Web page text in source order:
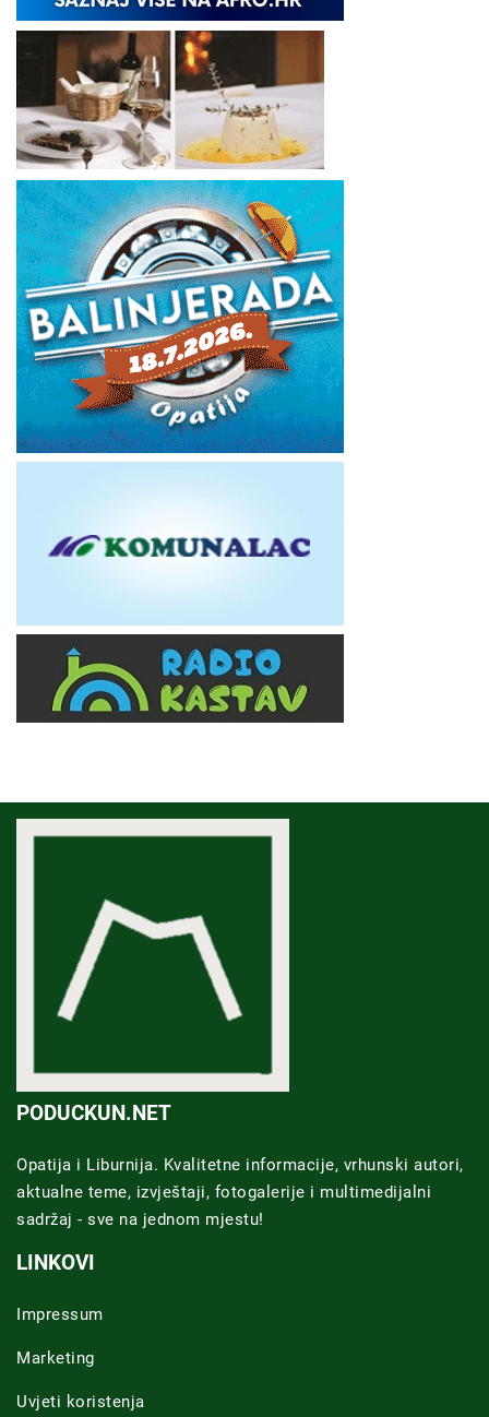
PODUCKUN.NET
Opatija i Liburnija. Kvalitetne informacije, vrhunski autori,
aktualne teme, izvještaji, fotogalerije i multimedijalni
sadržaj - sve na jednom mjestu!
LINKOVI
Impressum
Marketing
Uvjeti koristenja